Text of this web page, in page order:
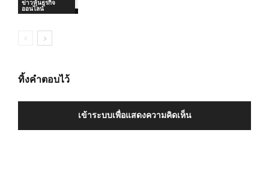
ข่าวหุ้นธุรกิจ
ออนไลน์
ทิ้งคำตอบไว้
เข้าระบบเพื่อแสดงความคิดเห็น